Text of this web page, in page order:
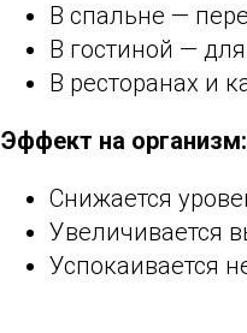
В спальне —
В гостиной —
В ресторанах и
Эффект на организм:
Снижается
Увеличивается
Успокаивается